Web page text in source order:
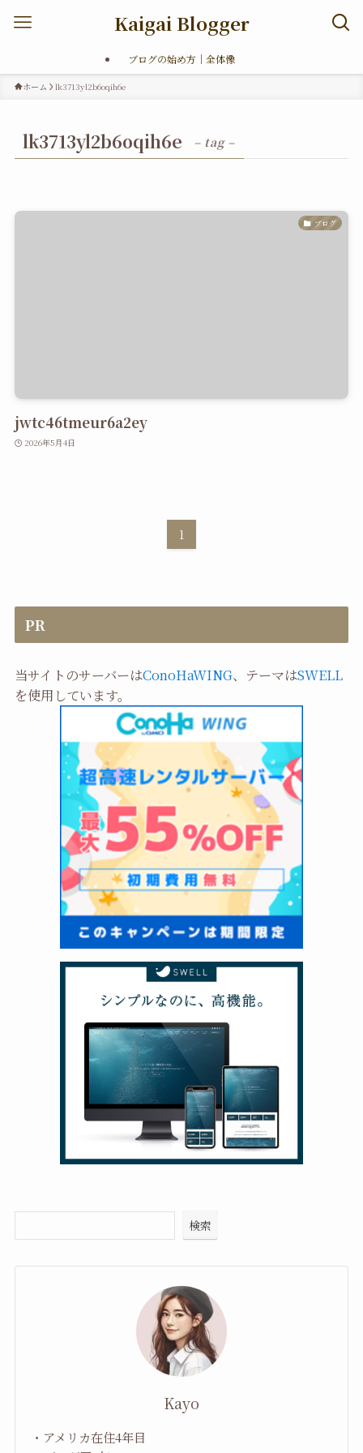
Kaigai Blogger
ブログの始め方｜全体像
ホーム lk3713yl2b6oqih6e
lk3713yl2b6oqih6e – tag –
ブログ
jwtc46tmeur6a2ey
2026年5月4日
1
PR
当サイトのサーバーはConoHaWING、テーマはSWELL
を使用しています。
検索
Kayo
・アメリカ在住4年目